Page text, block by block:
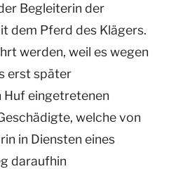
Begleiterin der
dem Pferd des Klägers.
werden, weil es wegen
erst später
Huf eingetretenen
welche von
in Diensten eines
daraufhin